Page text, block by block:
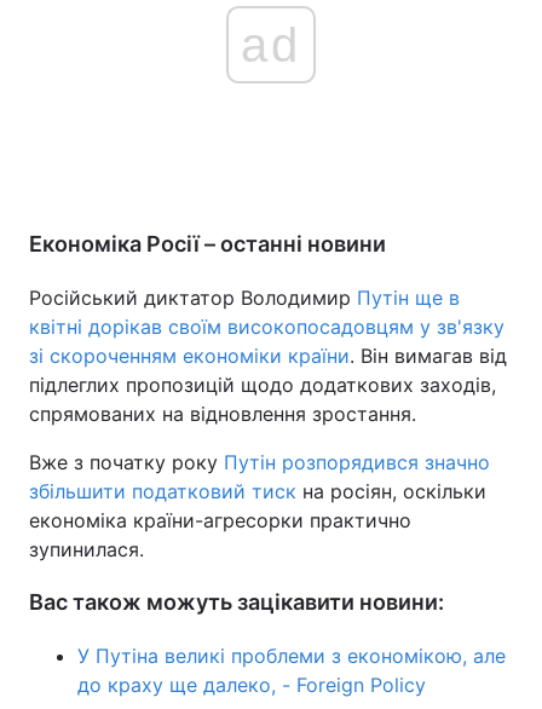
ad
Економіка Росії – останні новини
Російський диктатор Володимир Путін ще в
квітні дорікав своїм високопосадовцям у зв'язку
зі скороченням економіки країни. Він вимагав від
підлеглих пропозицій щодо додаткових заходів,
спрямованих на відновлення зростання.
Вже з початку року Путін розпорядився значно
збільшити податковий тиск на росіян, оскільки
економіка країни-агресорки практично
зупинилася.
Вас також можуть зацікавити новини:
У Путіна великі проблеми з економікою, але
до краху ще далеко, - Foreign Policy